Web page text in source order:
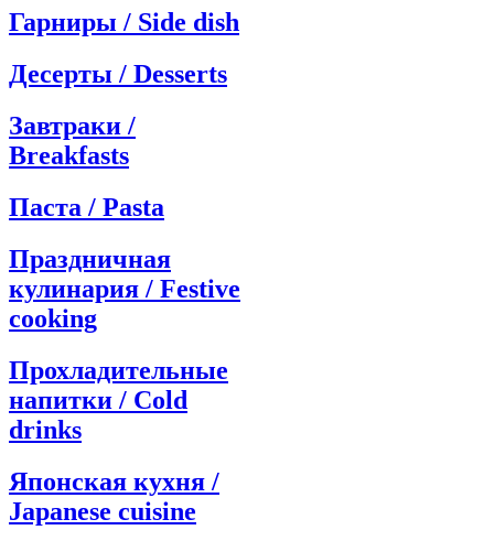
Гарниры / Side dish
Десерты / Desserts
Завтраки /
Breakfasts
Паста / Pasta
Праздничная
кулинария / Festive
cooking
Прохладительные
напитки / Cold
drinks
Японская кухня /
Japanese cuisine